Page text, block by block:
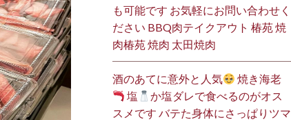
も可能です お気軽にお問い合わせく
ださい BBQ肉テイクアウト 椿苑 焼
肉椿苑 焼肉 太田焼肉
酒のあてに意外と人気
焼き海老
塩
か塩ダレで食べるのがオス
スメです バテた身体にさっぱりツマ